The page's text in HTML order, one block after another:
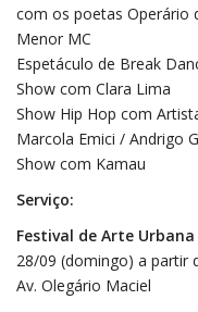
com os poetas Operário
Menor MC
Espetáculo de Break
Show com Clara Lima
Show Hip Hop com
Marcola Emici / Andrigo
Show com Kamau
Serviço:
Festival de Arte Urbana
28/09 (domingo) a partir
Av. Olegário Maciel